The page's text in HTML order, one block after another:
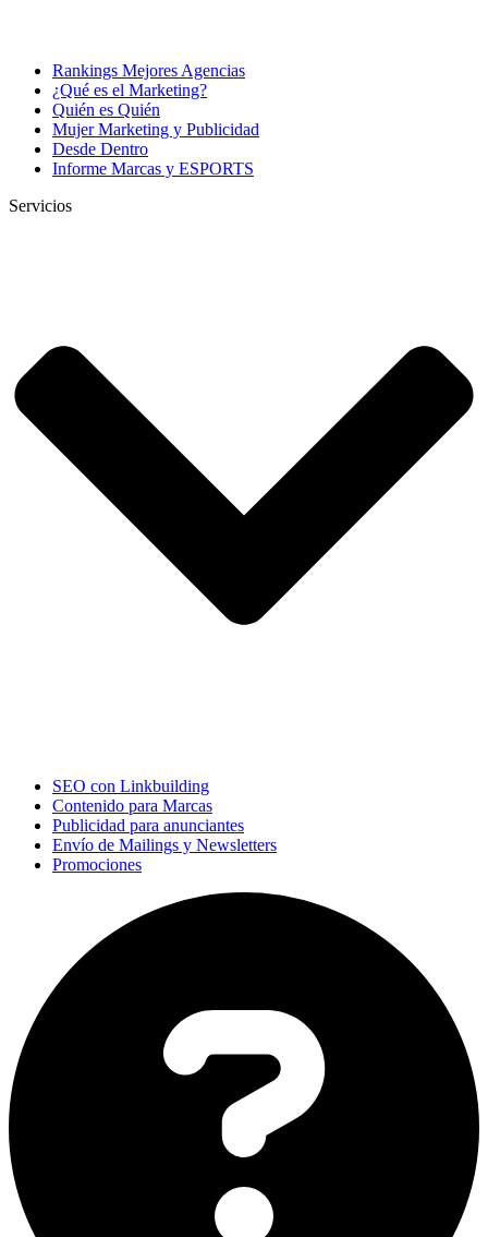
Rankings Mejores Agencias
¿Qué es el Marketing?
Quién es Quién
Mujer Marketing y Publicidad
Desde Dentro
Informe Marcas y ESPORTS
Servicios
SEO con Linkbuilding
Contenido para Marcas
Publicidad para anunciantes
Envío de Mailings y Newsletters
Promociones